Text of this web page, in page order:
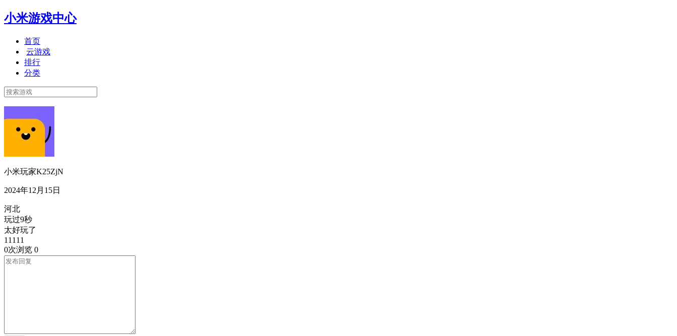
小米游戏中心
首页
云游戏
排行
分类
小米玩家K25ZjN
2024年12月15日
河北
玩过9秒
太好玩了
11111
0次浏览 0